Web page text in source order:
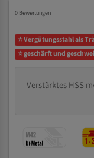
0 Bewertungen
⭐ Vergütungsstahl als
⭐ geschärft und
Verstärktes HSS